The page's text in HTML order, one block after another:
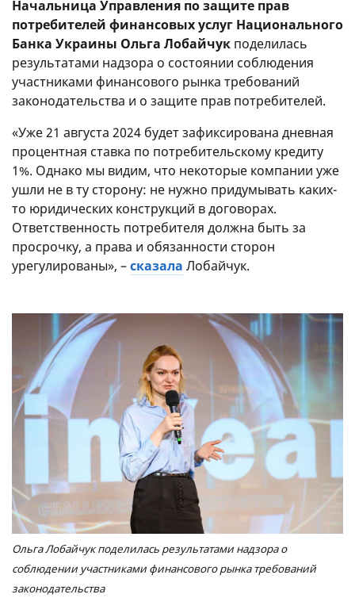
Начальница Управления по защите прав
потребителей финансовых услуг Национального
Банка Украины Ольга Лобайчук поделилась
результатами надзора о состоянии соблюдения
участниками финансового рынка требований
законодательства и о защите прав потребителей.
«Уже 21 августа 2024 будет зафиксирована дневная
процентная ставка по потребительскому кредиту
1%. Однако мы видим, что некоторые компании уже
ушли не в ту сторону: не нужно придумывать каких-
то юридических конструкций в договорах.
Ответственность потребителя должна быть за
просрочку, а права и обязанности сторон
урегулированы», –сказала Лобайчук.
Ольга Лобайчук поделилась результатами надзора о
соблюдении участниками финансового рынка требований
законодательства